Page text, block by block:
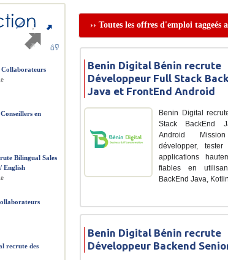
›› Toutes les offres d'emploi
Benin Digital Bénin recrute
Développeur Full Stack
Java et FrontEnd Android
Benin Digital
Stack BackEnd
Android
développer,
applications
fiables en
BackEnd Java,
Benin Digital Bénin recrute
Développeur Backend
en
Bilingual Sales
English
recrute des